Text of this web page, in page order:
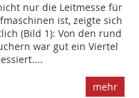
nur die Leitmesse für
ist, zeigte sich
(Bild 1): Von den rund
war gut ein Viertel
mehr